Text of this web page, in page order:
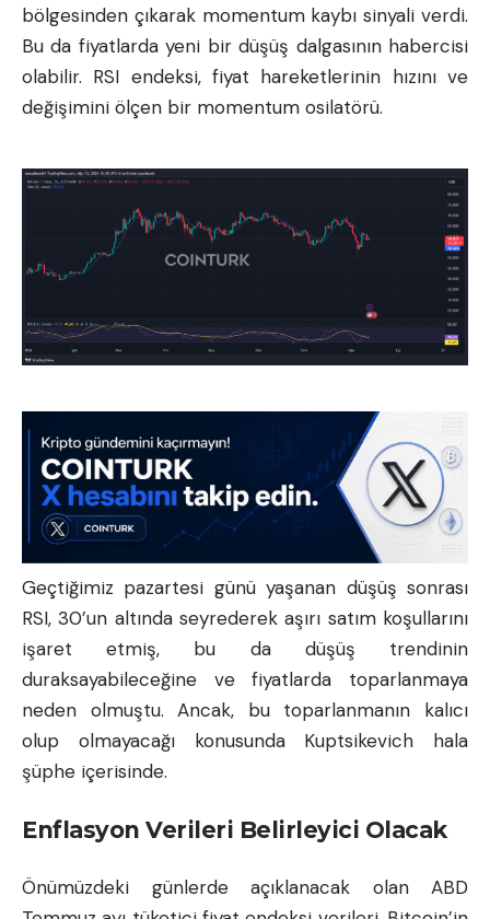
bölgesinden çıkarak momentum kaybı sinyali verdi.
Bu da fiyatlarda yeni bir düşüş dalgasının habercisi
olabilir. RSI endeksi, fiyat hareketlerinin hızını ve
değişimini ölçen bir momentum osilatörü.
Geçtiğimiz pazartesi günü yaşanan düşüş sonrası
RSI, 30’un altında seyrederek aşırı satım koşullarını
işaret etmiş, bu da düşüş trendinin
duraksayabileceğine ve fiyatlarda toparlanmaya
neden olmuştu. Ancak, bu toparlanmanın kalıcı
olup olmayacağı konusunda Kuptsikevich hala
şüphe içerisinde.
Enflasyon Verileri Belirleyici Olacak
Önümüzdeki günlerde açıklanacak olan ABD